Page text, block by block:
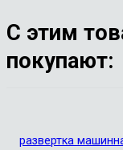
С этим
покупают:
развертка